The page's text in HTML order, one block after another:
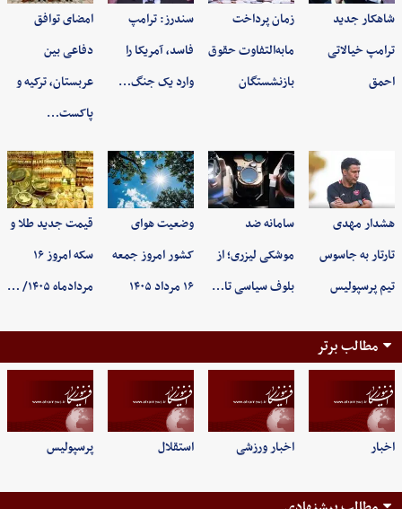
شاهکار جدید
ترامپ خیالاتی
احمق
زمان پرداخت
مابه‌التفاوت حقوق
بازنشستگان
سندرز: ترامپ
فاسد، آمریکا را
وارد یک جنگ…
امضای توافق
دفاعی بین
عربستان، ترکیه و
پاکست…
هشدار مهدی
تارتار به جاسوس
تیم پرسپولیس
سامانه ضد
موشکی لیزری؛ از
بلوف سیاسی تا…
وضعیت هوای
کشور امروز جمعه
۱۶ مرداد ۱۴۰۵
قیمت جدید طلا و
سکه امروز ۱۶
مردادماه ۱۴۰۵/ …
مطالب برتر
اخبار اخبار ورزشی استقلال پرسپولیس